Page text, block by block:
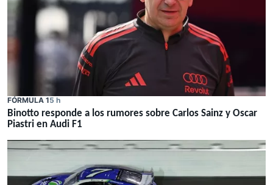
FÓRMULA 15 h
Binotto responde a los rumores sobre Carlos Sainz y Oscar
Piastri en Audi F1